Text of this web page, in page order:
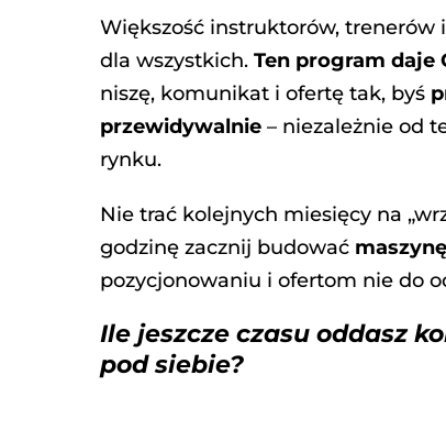
Większość instruktorów, trenerów
dla wszystkich. Ten program daje
niszę, komunikat i ofertę tak, byś
przewidywalnie– niezależnie od
rynku.
Nie trać kolejnych miesięcy na
godzinę zacznij budować
pozycjonowaniu i ofertom nie do
Ile jeszcze czasu oddasz
pod siebie?